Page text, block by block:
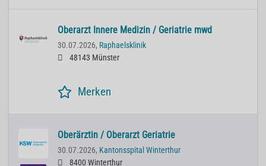
Oberarzt Innere Medizin / Geriatrie mwd
30.07.2026, Raphaelsklinik
48143 Münster
Merken
Oberärztin / Oberarzt Geriatrie
30.07.2026, Kantonsspital Winterthur
8400 Winterthur